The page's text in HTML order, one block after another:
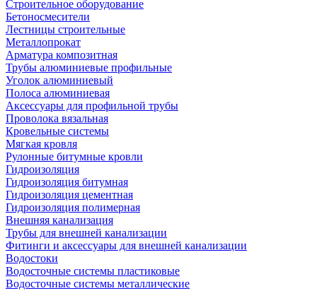
Строительное оборудование
Бетоносмесители
Лестницы строительные
Металлопрокат
Арматура композитная
Трубы алюминиевые профильные
Уголок алюминиевый
Полоса алюминиевая
Аксессуары для профильной трубы
Проволока вязальная
Кровельные системы
Мягкая кровля
Рулонные битумные кровли
Гидроизоляция
Гидроизоляция битумная
Гидроизоляция цементная
Гидроизоляция полимерная
Внешняя канализация
Трубы для внешней канализации
Фитинги и аксессуары для внешней канализации
Водостоки
Водосточные системы пластиковые
Водосточные системы металлические